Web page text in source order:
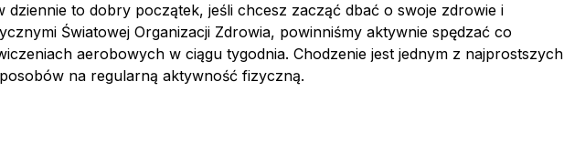
dziennie to dobry początek, jeśli chcesz zacząć dbać o swoje zdrowie i
Światowej Organizacji Zdrowia, powinniśmy aktywnie spędzać co
aerobowych w ciągu tygodnia. Chodzenie jest jednym z najprostszych
na regularną aktywność fizyczną.